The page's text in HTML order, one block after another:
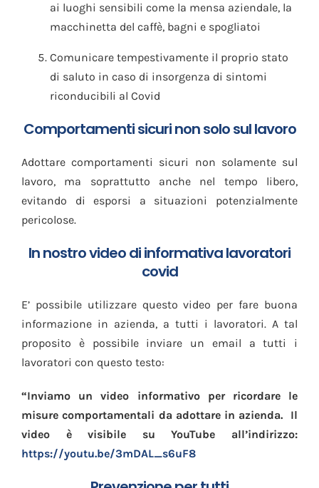
ai luoghi sensibili come la mensa aziendale, la
macchinetta del caffè, bagni e spogliatoi
Comunicare tempestivamente il proprio stato
di saluto in caso di insorgenza di sintomi
riconducibili al Covid
Comportamenti sicuri non solo sul lavoro
Adottare comportamenti sicuri non solamente sul
lavoro, ma soprattutto anche nel tempo libero,
evitando di esporsi a situazioni potenzialmente
pericolose.
In nostro video di informativa lavoratori
covid
E’ possibile utilizzare questo video per fare buona
informazione in azienda, a tutti i lavoratori. A tal
proposito è possibile inviare un email a tutti i
lavoratori con questo testo:
“Inviamo un video informativo per ricordare le
misure comportamentali da adottare in azienda. Il
video è visibile su YouTube all’indirizzo:
https://youtu.be/3mDAL_s6uF8